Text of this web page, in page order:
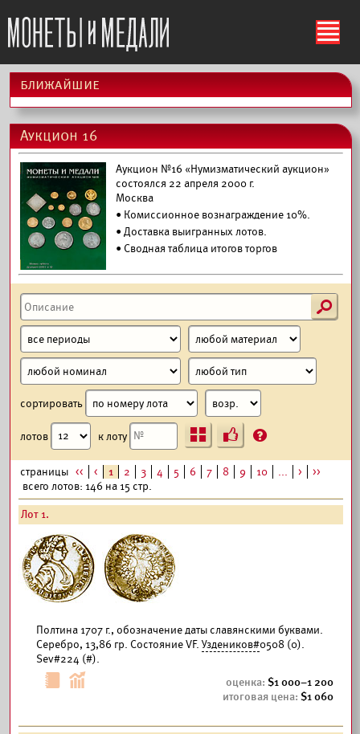
ś
ближайшие
Аукцион 16
Аукцион №16 «Нумизматический аукцион»
состоялся 22 апреля 2000 г.
Москва
• Комиссионное вознаграждение 10%.
•Доставка выигранных лотов.
• Сводная таблица итогов торгов
s
сортировать
лотов к лоту Ъ ?
страницы << < 1 2 3 4 5 6 7 8 9 10 ... >
>>
всего лотов: 146 на 15 стр.
Лот 1.
Полтина 1707 г., обозначение даты славянскими буквами.
Серебро, 13,86 гр. Состояние VF. Уздеников#0508 (0).
Sev#224 (#).
1 000–1 200
1 060